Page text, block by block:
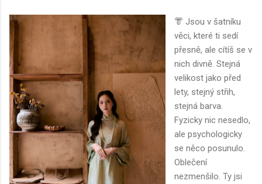
👘 Jsou v šatníku
věci, které ti sedí
přesně, ale cítíš se v
nich divně. Stejná
velikost jako před
lety, stejný střih,
stejná barva.
Fyzicky nic nesedlo,
ale psychologicky
se něco posunulo.
Oblečení
nezmenšilo. Ty jsi